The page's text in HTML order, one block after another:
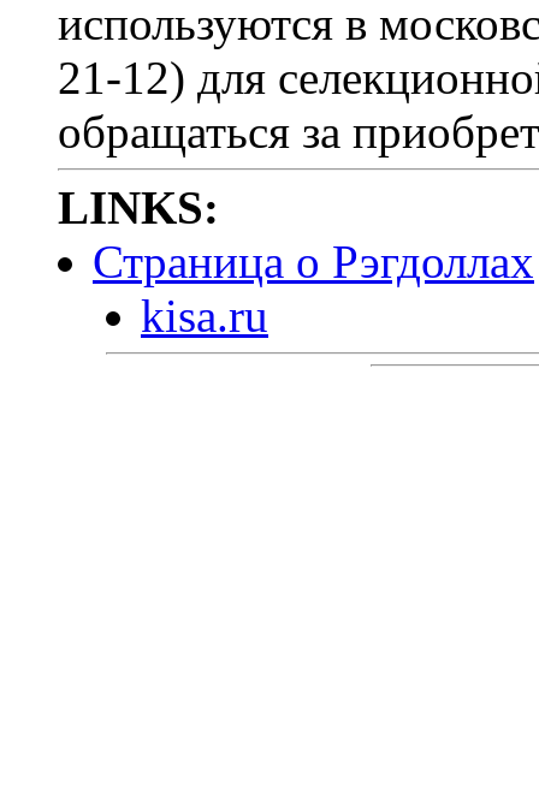
используются в
21-12) для
обращаться за
LINKS:
Страница о Рэгдоллах
kisa.ru